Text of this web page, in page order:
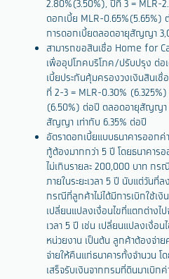
2.80%(3.50%), ปีที่ 3 = MLR-
ดอกเบี้ย MLR-
การดอกเบี้ยตลอดอายุสัญญา
สามารถขอสินเชื่อ Home for
เพื่ออุปโภคบริโภค/ปรับปรุง ต่อ
เบี้ยประกันคุ้มครองวงเงินสินเ
ที่ 2-3 = MLR-0.30%
(6.50%) ต่อปี ตลอดอายุสัญญา
สัญญา เท่ากับ 6.35% ต่อปี
อัตราดอกเบี้ยแบบธนาคารออกค่
กู้ต้องมากกว่า 5 ปี โดยธนาคาร
ไม่เกินรายละ 200,000 บาท ก
ภายในระยะเวลา 5 ปี นับแต่วั
กรณีที่ลูกค้าไม่ได้มีการเบิกใช้เ
เปลี่ยนแปลงเงื่อนไขที่แตกต่างไ
เวลา 5 ปี เช่น เปลี่ยนแปลงเงื่อ
หน่วยงาน เป็นต้น ลูกค้าต้องจ่าย
จ่ายให้คืนแก่ธนาคารทั้งจำนวน โ
เสร็จรับเงินจากกรมที่ดินมาเบิก